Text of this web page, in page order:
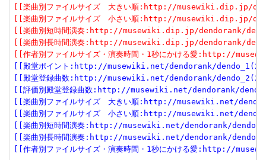
[[楽曲別ファイルサイズ　大きい順:http://musewiki.dip.jp/
[[楽曲別ファイルサイズ　小さい順:http://musewiki.dip.jp/
[[楽曲別短時間演奏:http://musewiki.dip.jp/dendorank/
[[楽曲別長時間演奏:http://musewiki.dip.jp/dendorank/
[[作者別ファイルサイズ・演奏時間・1秒にかける愛:http://
[[殿堂ポイント:http://musewiki.net/dendorank/
[[殿堂登録曲数:http://musewiki.net/dendorank/
[[評価別殿堂登録曲数:http://musewiki.net/dendorank/
[[楽曲別ファイルサイズ　大きい順:http://musewiki.net/
[[楽曲別ファイルサイズ　小さい順:http://musewiki.net/
[[楽曲別短時間演奏:http://musewiki.net/dendorank/
[[楽曲別長時間演奏:http://musewiki.net/dendorank/
[[作者別ファイルサイズ・演奏時間・1秒にかける愛:http://